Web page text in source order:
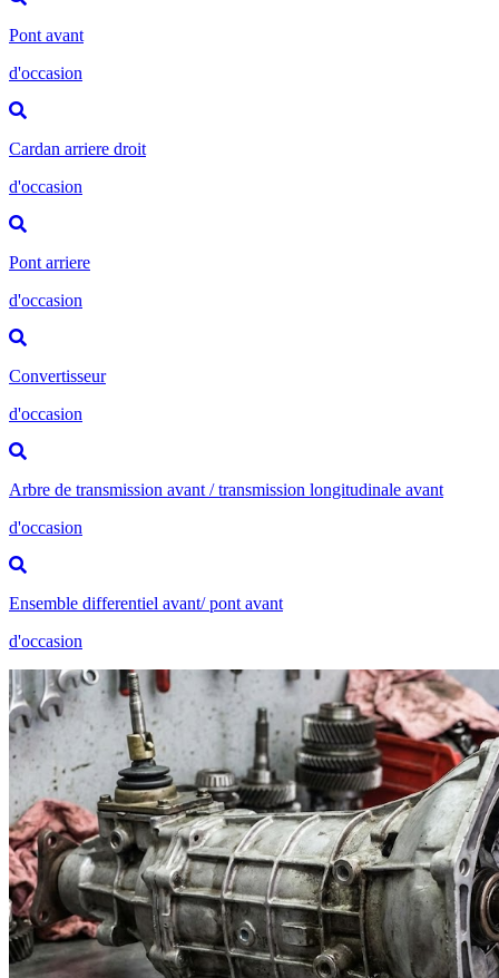
Pont avant
d'occasion
Cardan arriere droit
d'occasion
Pont arriere
d'occasion
Convertisseur
d'occasion
Arbre de transmission avant / transmission longitudinale avant
d'occasion
Ensemble differentiel avant/ pont avant
d'occasion